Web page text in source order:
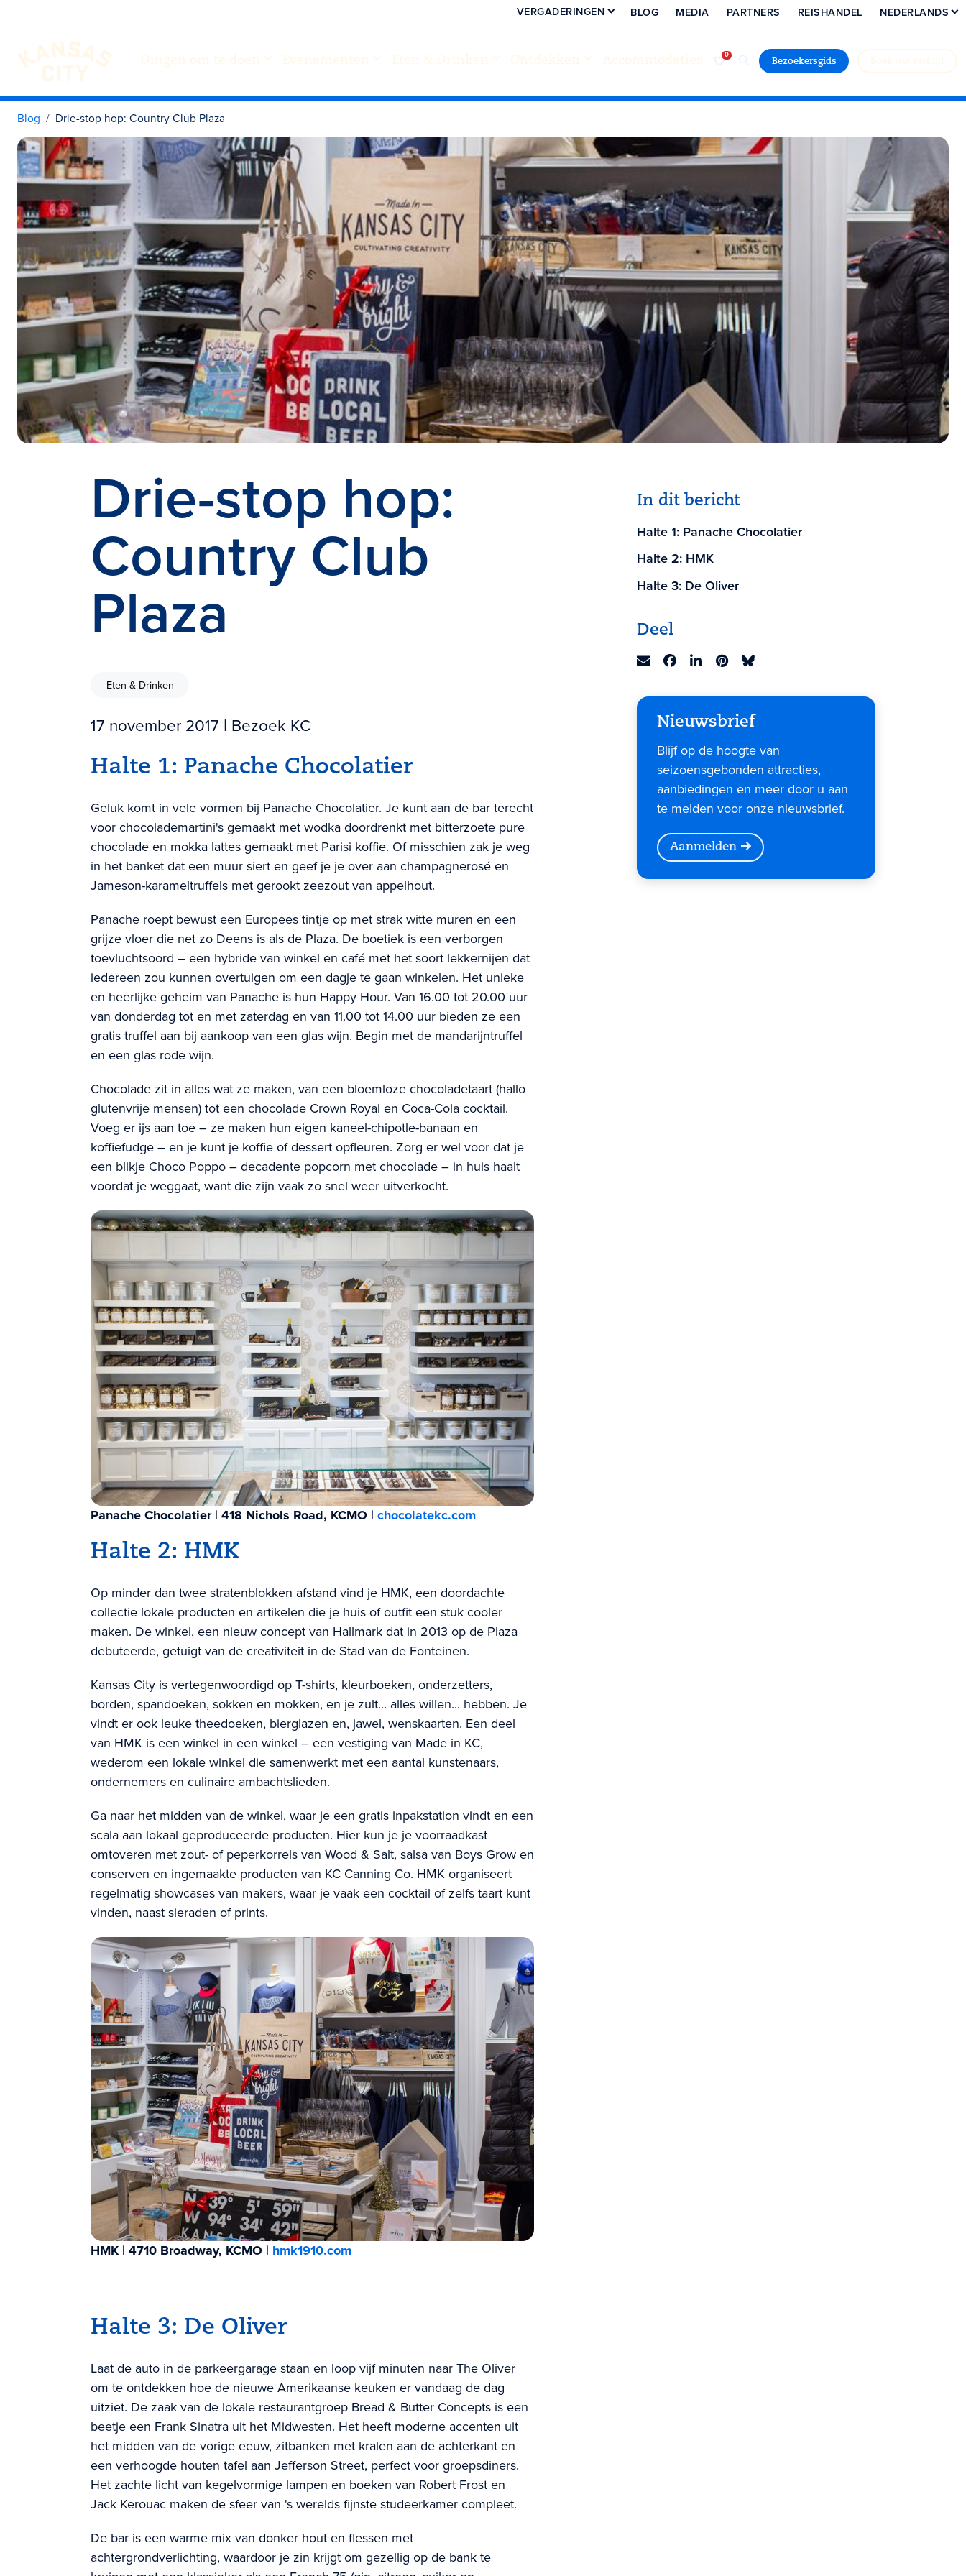
Bezoek KC
Bezoekersgids
VERGADERINGEN BLOG MEDIA PARTNERS REISHANDEL NEDERLANDS
Blog Drie-stop hop: Country Club Plaza
Drie-stop hop:
Country Club
Plaza
Eten & Drinken
17 november 2017 | Bezoek KC
Halte 1: Panache Chocolatier
Geluk komt in vele vormen bij Panache Chocolatier. Je kunt aan de bar terecht
voor chocolademartini's gemaakt met wodka doordrenkt met bitterzoete pure
chocolade en mokka lattes gemaakt met Parisi koffie. Of misschien zak je weg
in het banket dat een muur siert en geef je je over aan champagnerosé en
Jameson-karameltruffels met gerookt zeezout van appelhout.
Panache roept bewust een Europees tintje op met strak witte muren en een
grijze vloer die net zo Deens is als de Plaza. De boetiek is een verborgen
toevluchtsoord – een hybride van winkel en café met het soort lekkernijen dat
iedereen zou kunnen overtuigen om een dagje te gaan winkelen. Het unieke
en heerlijke geheim van Panache is hun Happy Hour. Van 16.00 tot 20.00 uur
van donderdag tot en met zaterdag en van 11.00 tot 14.00 uur bieden ze een
gratis truffel aan bij aankoop van een glas wijn. Begin met de mandarijntruffel
en een glas rode wijn.
Chocolade zit in alles wat ze maken, van een bloemloze chocoladetaart (hallo
glutenvrije mensen) tot een chocolade Crown Royal en Coca-Cola cocktail.
Voeg er ijs aan toe – ze maken hun eigen kaneel-chipotle-banaan en
koffiefudge – en je kunt je koffie of dessert opfleuren. Zorg er wel voor dat je
een blikje Choco Poppo – decadente popcorn met chocolade – in huis haalt
voordat je weggaat, want die zijn vaak zo snel weer uitverkocht.
Panache Chocolatier | 418 Nichols Road, KCMO | chocolatekc.com
Halte 2: HMK
Op minder dan twee stratenblokken afstand vind je HMK, een doordachte
collectie lokale producten en artikelen die je huis of outfit een stuk cooler
maken. De winkel, een nieuw concept van Hallmark dat in 2013 op de Plaza
debuteerde, getuigt van de creativiteit in de Stad van de Fonteinen.
Kansas City is vertegenwoordigd op T-shirts, kleurboeken, onderzetters,
borden, spandoeken, sokken en mokken, en je zult... alles willen... hebben. Je
vindt er ook leuke theedoeken, bierglazen en, jawel, wenskaarten. Een deel
van HMK is een winkel in een winkel – een vestiging van Made in KC,
wederom een lokale winkel die samenwerkt met een aantal kunstenaars,
ondernemers en culinaire ambachtslieden.
Ga naar het midden van de winkel, waar je een gratis inpakstation vindt en een
scala aan lokaal geproduceerde producten. Hier kun je je voorraadkast
omtoveren met zout- of peperkorrels van Wood & Salt, salsa van Boys Grow en
conserven en ingemaakte producten van KC Canning Co. HMK organiseert
regelmatig showcases van makers, waar je vaak een cocktail of zelfs taart kunt
vinden, naast sieraden of prints.
HMK | 4710 Broadway, KCMO | hmk1910.com
Halte 3: De Oliver
Laat de auto in de parkeergarage staan en loop vijf minuten naar The Oliver
om te ontdekken hoe de nieuwe Amerikaanse keuken er vandaag de dag
uitziet. De zaak van de lokale restaurantgroep Bread & Butter Concepts is een
beetje een Frank Sinatra uit het Midwesten. Het heeft moderne accenten uit
het midden van de vorige eeuw, zitbanken met kralen aan de achterkant en
een verhoogde houten tafel aan Jefferson Street, perfect voor groepsdiners.
Het zachte licht van kegelvormige lampen en boeken van Robert Frost en
Jack Kerouac maken de sfeer van 's werelds fijnste studeerkamer compleet.
De bar is een warme mix van donker hout en flessen met
achtergrondverlichting, waardoor je zin krijgt om gezellig op de bank te
In dit bericht
Halte 1: Panache Chocolatier
Halte 2: HMK
Halte 3: De Oliver
Deel
Nieuwsbrief
Blijf op de hoogte van
seizoensgebonden attracties,
aanbiedingen en meer door u aan
te melden voor onze nieuwsbrief.
Aanmelden